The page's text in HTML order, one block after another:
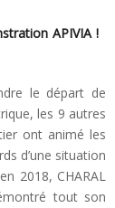
APIVIA !
le départ de
les 9 autres
ont animé les
d’une situation
2018, CHARAL
tout son